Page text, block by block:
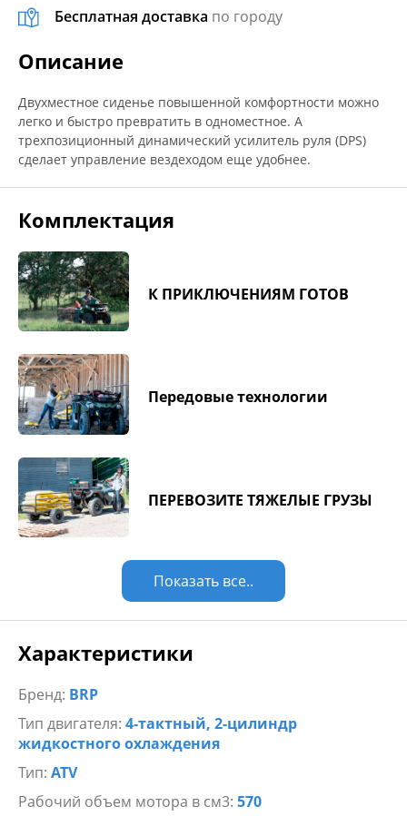
Бесплатная доставка по городу
Описание
Двухместное сиденье повышенной комфортности можно
легко и быстро превратить в одноместное. А
трехпозиционный динамический усилитель руля (DPS)
сделает управление вездеходом еще удобнее.
Комплектация
К ПРИКЛЮЧЕНИЯМ ГОТОВ
Передовые технологии
ПЕРЕВОЗИТЕ ТЯЖЕЛЫЕ ГРУЗЫ
Показать все..
Характеристики
Бренд: BRP
Тип двигателя: 4-тактный, 2-цилиндр
жидкостного охлаждения
Тип: ATV
Рабочий объем мотора в см3: 570